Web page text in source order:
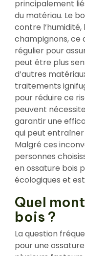
principalement
du matériau. Le
contre
champignons, ce
régulier pour
peut être plus
d’autres
traitements
pour réduire ce
peuvent
garantir une
qui peut
Malgré ces
personnes
en ossature bois
écologiques et
Quel
bois ?
La question
pour une